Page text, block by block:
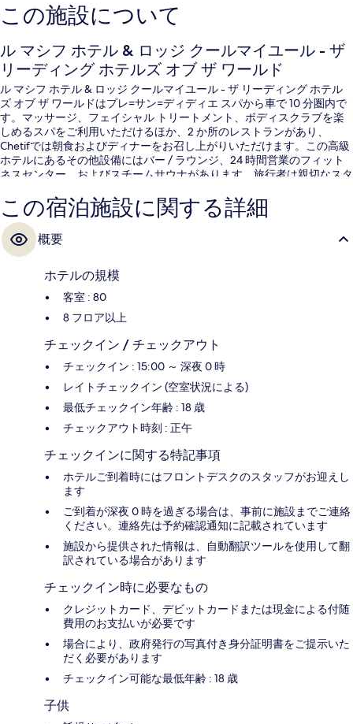
この施設について
ル マシフ ホテル & ロッジ クールマイユール - ザ
リーディング ホテルズ オブ ザ ワールド
ル マシフ ホテル & ロッジ クールマイユール - ザ リーディング ホテル
ズ オブ ザ ワールドはプレ=サン=ディディエ スパから車で 10 分圏内で
す。マッサージ、フェイシャル トリートメント、ボディスクラブを楽
しめるスパをご利用いただけるほか、2 か所のレストランがあり、
Chetifでは朝食およびディナーをお召し上がりいただけます。この高級
ホテルにあるその他設備にはバー / ラウンジ、24 時間営業のフィット
ネスセンター、およびスチームサウナがあります。旅行者は親切なスタ
この宿泊施設に関する詳細
概要
ホテルの規模
客室 : 80
8 フロア以上
チェックイン / チェックアウト
チェックイン : 15:00 ～ 深夜 0 時
レイトチェックイン (空室状況による)
最低チェックイン年齢 : 18 歳
チェックアウト時刻 : 正午
チェックインに関する特記事項
ホテルご到着時にはフロントデスクのスタッフがお迎えし
ます
ご到着が深夜 0 時を過ぎる場合は、事前に施設までご連絡
ください。連絡先は予約確認通知に記載されています
施設から提供された情報は、自動翻訳ツールを使用して翻
訳されている場合があります
チェックイン時に必要なもの
クレジットカード、デビットカードまたは現金による付随
費用のお支払いが必要です
場合により、政府発行の写真付き身分証明書をご提示いた
だく必要があります
チェックイン可能な最低年齢 : 18 歳
子供